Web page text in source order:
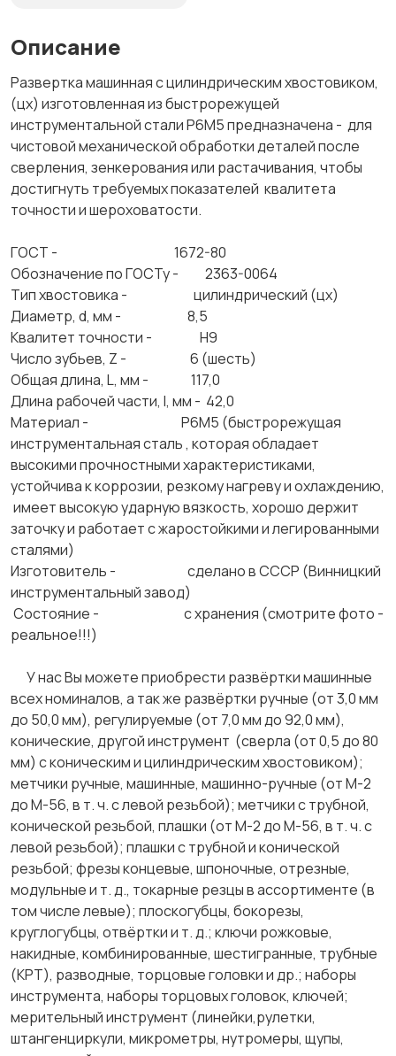
Описание
Развертка машинная с цилиндрическим хвостовиком,
(цх) изготовленная из быстрорежущей
инструментальной стали Р6М5 предназначена - для
чистовой механической обработки деталей после
сверления, зенкерования или растачивания, чтобы
достигнуть требуемых показателей квалитета
точности и шероховатости.
ГОСТ - 1672-80
Обозначение по ГОСТу - 2363-0064
Тип хвостовика - цилиндрический (цх)
Диаметр, d, мм - 8,5
Квалитет точности - Н9
Число зубьев, Z - 6 (шесть)
Общая длина, L, мм - 117,0
Длина рабочей части, l, мм - 42,0
Материал - Р6М5 (быстрорежущая
инструментальная сталь , которая обладает
высокими прочностными характеристиками,
устойчива к коррозии, резкому нагреву и охлаждению,
имеет высокую ударную вязкость, хорошо держит
заточку и работает с жаростойкими и легированными
сталями)
Изготовитель - сделано в СССР (Винницкий
инструментальный завод)
Состояние - с хранения (смотрите фото -
реальное!!!)
У нас Вы можете приобрести развёртки машинные
всех номиналов, а так же развёртки ручные (от 3,0 мм
до 50,0 мм), регулируемые (от 7,0 мм до 92,0 мм),
конические, другой инструмент (сверла (от 0,5 до 80
мм) с коническим и цилиндрическим хвостовиком);
метчики ручные, машинные, машинно-ручные (от М-2
до М-56, в т. ч. с левой резьбой); метчики с трубной,
конической резьбой, плашки (от М-2 до М-56, в т. ч. с
левой резьбой); плашки с трубной и конической
резьбой; фрезы концевые, шпоночные, отрезные,
модульные и т. д., токарные резцы в ассортименте (в
том числе левые); плоскогубцы, бокорезы,
круглогубцы, отвёртки и т. д.; ключи рожковые,
накидные, комбинированные, шестигранные, трубные
(КРТ), разводные, торцовые головки и др.; наборы
инструмента, наборы торцовых головок, ключей;
мерительный инструмент (линейки,рулетки,
штангенциркули, микрометры, нутромеры, щупы,